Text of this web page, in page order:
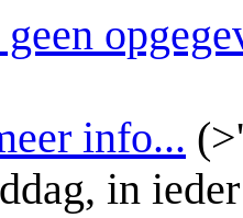
geen
info...
in